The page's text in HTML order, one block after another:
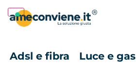
Adsl e fibra Luce e gas